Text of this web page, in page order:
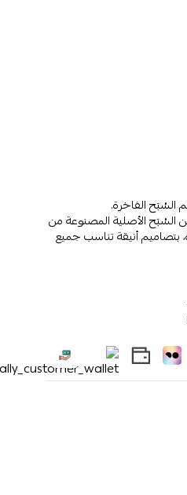
السُبَح الفاخرة.
السُبَح الأصلية المصنوعة من
بتصاميم أنيقة تناسب جميع